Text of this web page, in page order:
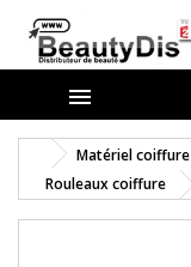

Matériel coiffure
Rouleaux coiffure